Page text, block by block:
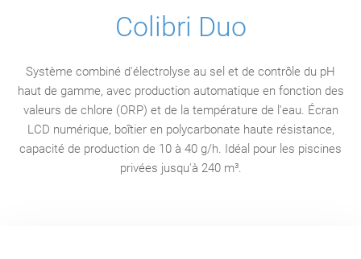
Colibri Duo
Système combiné d'électrolyse au sel et de contrôle du pH
haut de gamme, avec production automatique en fonction des
valeurs de chlore (ORP) et de la température de l'eau. Écran
LCD numérique, boîtier en polycarbonate haute résistance,
capacité de production de 10 à 40 g/h. Idéal pour les piscines
privées jusqu'à 240 m³.